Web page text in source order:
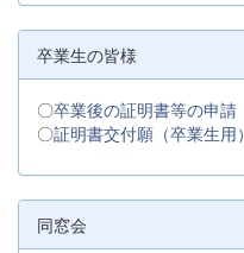
卒業生の皆様
〇卒業後の証明書等の申請
〇証明書交付願（卒業生用）
同窓会